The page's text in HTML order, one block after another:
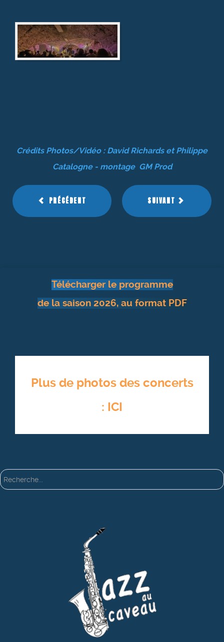
Crédits Photos/Vidéo : David Richards et Philippe
Catalogne - montage GM Prod
PRÉCÉDENT SUIVANT
Télécharger le programme
de la saison 2026, au format PDF
Plus de photos des concerts
: ICI
Rechercher